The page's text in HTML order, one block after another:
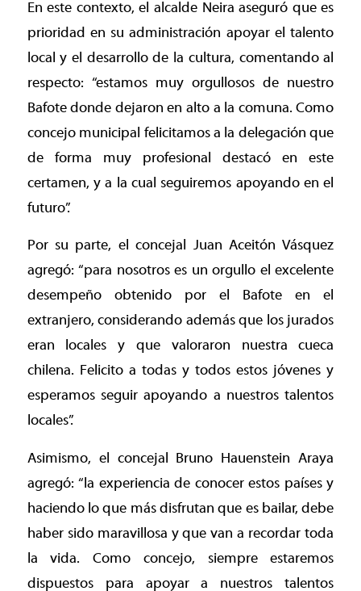
En este contexto, el alcalde Neira aseguró que es
prioridad en su administración apoyar el talento
local y el desarrollo de la cultura, comentando al
respecto: “estamos muy orgullosos de nuestro
Bafote donde dejaron en alto a la comuna. Como
concejo municipal felicitamos a la delegación que
de forma muy profesional destacó en este
certamen, y a la cual seguiremos apoyando en el
futuro”.
Por su parte, el concejal Juan Aceitón Vásquez
agregó: “para nosotros es un orgullo el excelente
desempeño obtenido por el Bafote en el
extranjero, considerando además que los jurados
eran locales y que valoraron nuestra cueca
chilena. Felicito a todas y todos estos jóvenes y
esperamos seguir apoyando a nuestros talentos
locales”.
Asimismo, el concejal Bruno Hauenstein Araya
agregó: “la experiencia de conocer estos países y
haciendo lo que más disfrutan que es bailar, debe
haber sido maravillosa y que van a recordar toda
la vida. Como concejo, siempre estaremos
dispuestos para apoyar a nuestros talentos